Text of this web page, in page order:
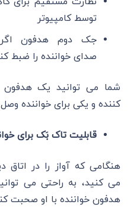
توسط کامپیوتر
جک دوم هدفون اگر
صدای خواننده را ضبط
شما می‌ توانید یک هدفون
‌کننده و یکی برای خواننده
قابلیت تاک بَک برای
هنگامی که آواز را در اتاق
می ‌کنید، به راحتی می
هدفون خواننده با او صحبت